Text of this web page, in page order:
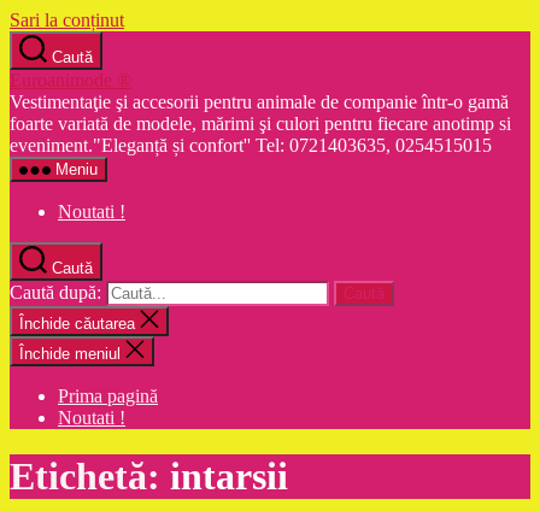
Sari la conținut
Caută
Euroanimode ®
Vestimentaţie şi accesorii pentru animale de companie într-o gamă
foarte variată de modele, mărimi şi culori pentru fiecare anotimp si
eveniment."Eleganță și confort'' Tel: 0721403635, 0254515015
Meniu
Noutati !
Caută
Caută după:
Închide căutarea
Închide meniul
Prima pagină
Noutati !
Etichetă: intarsii